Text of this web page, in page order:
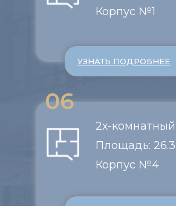
УЗНАТЬ ПОДРОБНЕЕ
Корпус №1
2х-
Площадь:
Корпус №4
06